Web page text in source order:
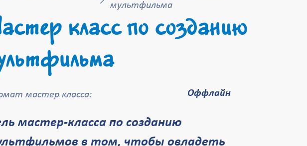
мультфильма
класс по созданию
мастер класса: Оффлайн
в том, чтобы овладеть